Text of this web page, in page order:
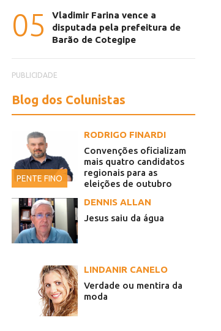
05
Vladimir Farina vence a
disputada pela prefeitura de
Barão de Cotegipe
PUBLICIDADE
Blog dos Colunistas
PENTE FINO
RODRIGO FINARDI
Convenções oficializam
mais quatro candidatos
regionais para as
eleições de outubro
DENNIS ALLAN
Jesus saiu da água
LINDANIR CANELO
Verdade ou mentira da
moda